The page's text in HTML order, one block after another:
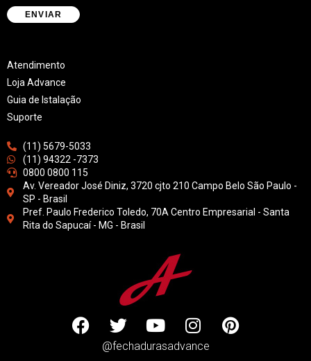
Atendimento
Loja Advance
Guia de Istalação
Suporte
(11) 5679-5033
(11) 94322 -7373
0800 0800 115
Av. Vereador José Diniz, 3720 cjto 210 Campo Belo São Paulo -
SP - Brasil
Pref. Paulo Frederico Toledo, 70A Centro Empresarial - Santa
Rita do Sapucaí - MG - Brasil
@fechadurasadvance